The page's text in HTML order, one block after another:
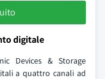
digitale
Devices & Storage
a quattro canali ad